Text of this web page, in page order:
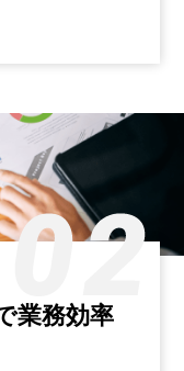
業務効率